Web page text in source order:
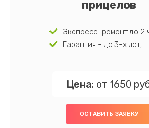
прицелов
Экспресс-ремонт до 2
Гарантия - до 3-х лет;
Цена: от 1650
ОСТАВИТЬ ЗАЯВКУ